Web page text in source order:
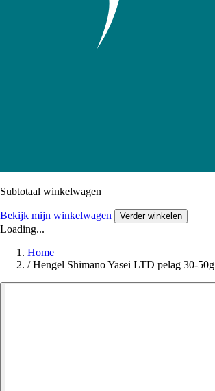
Subtotaal winkelwagen
Bekijk mijn winkelwagen Verder winkelen
Loading...
Home
/ Hengel Shimano Yasei LTD pelag 30-50g